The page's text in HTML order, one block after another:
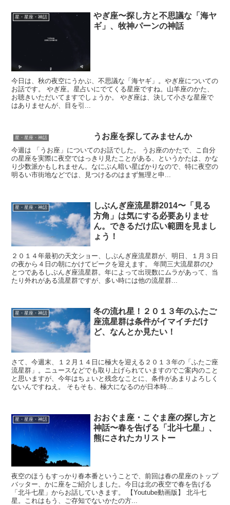
星・星座・神話
やぎ座〜探し方と不思議な「海ヤ
ギ」、牧神パーンの神話
今日は、秋の夜空にうかぶ、不思議な「海ヤギ」。やぎ座についての
お話です。 やぎ座。星占いにでてくる星座ですね。山羊座のかた、
お聴きいただいてますでしょうか。 やぎ座は、決して小さな星座で
はありませんが、目を引...
星・星座・神話 うお座を探してみませんか
今週は 「うお座」についてのお話でした。 うお座のかたで、こ自分
の星座を実際に夜空ではっきり見たことがある、というかたは、かな
り少数派かもしれません。なにぶん暗い星ばかりなので、特に夜空の
明るい市街地などでは、見つけるのはまず無理と申...
星・星座・神話
しぶんぎ座流星群2014〜「見る
方角」は気にする必要ありませ
ん。できるだけ広い範囲を見まし
ょう！
２０１４年最初の天文ショー、しぶんぎ座流星群が、明日、１月３日
の夜から４日の朝にかけてピークを迎えます。 年間三大流星群のひ
とつであるしぶんぎ座流星群。年によって出現数にムラがあって、当
たり外れがある流星群ですが、多い時には他の流星群...
星・星座・神話
冬の流れ星！２０１３年のふたご
座流星群は条件がイマイチだけ
ど、なんとか見たい！
さて、今週末、１２月１４日に極大を迎える２０１３年の「ふたご座
流星群」。ニュースなどでも取り上げられていますのでご案内のこと
と思いますが、今年はちょいと残念なことに、条件があまりよろしく
ないんですねえ。 そもそも、極大になるのが日本時...
星・星座・神話
おおぐま座・こぐま座の探し方と
神話〜春を告げる「北斗七星」、
熊にされたカリストー
夜空のほうもすっかり春本番ということで、前回は春の星座のトップ
バッター、かに座をご紹介しました。今日は北の夜空で春を告げる
「北斗七星」からお話していきます。 【Youtube動画版】 北斗七
星。これはもう、ご存知でないかたの方...